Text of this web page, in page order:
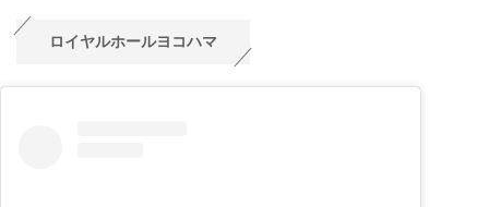
ロイヤルホールヨコハマ